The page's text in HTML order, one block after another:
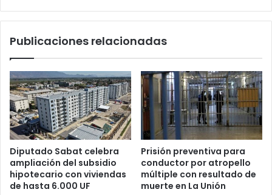
Publicaciones relacionadas
Diputado Sabat celebra
ampliación del subsidio
hipotecario con viviendas
de hasta 6.000 UF
Prisión preventiva para
conductor por atropello
múltiple con resultado de
muerte en La Unión